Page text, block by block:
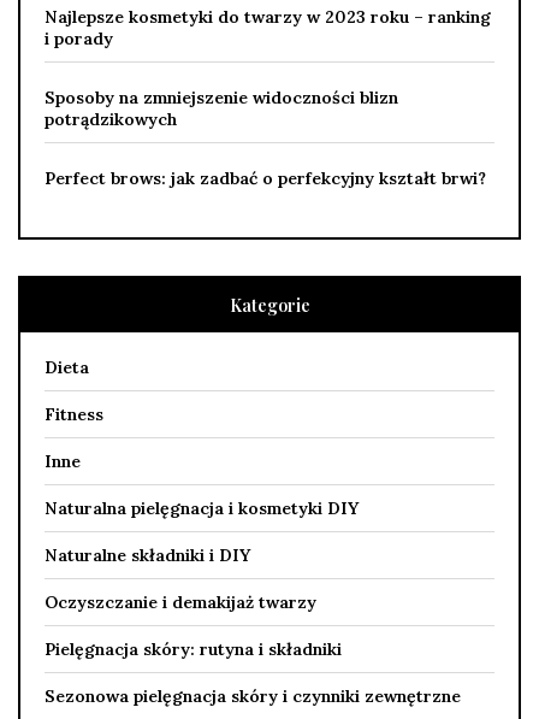
Najlepsze kosmetyki do twarzy w 2023 roku – ranking
i porady
Sposoby na zmniejszenie widoczności blizn
potrądzikowych
Perfect brows: jak zadbać o perfekcyjny kształt brwi?
Kategorie
Dieta
Fitness
Inne
Naturalna pielęgnacja i kosmetyki DIY
Naturalne składniki i DIY
Oczyszczanie i demakijaż twarzy
Pielęgnacja skóry: rutyna i składniki
Sezonowa pielęgnacja skóry i czynniki zewnętrzne